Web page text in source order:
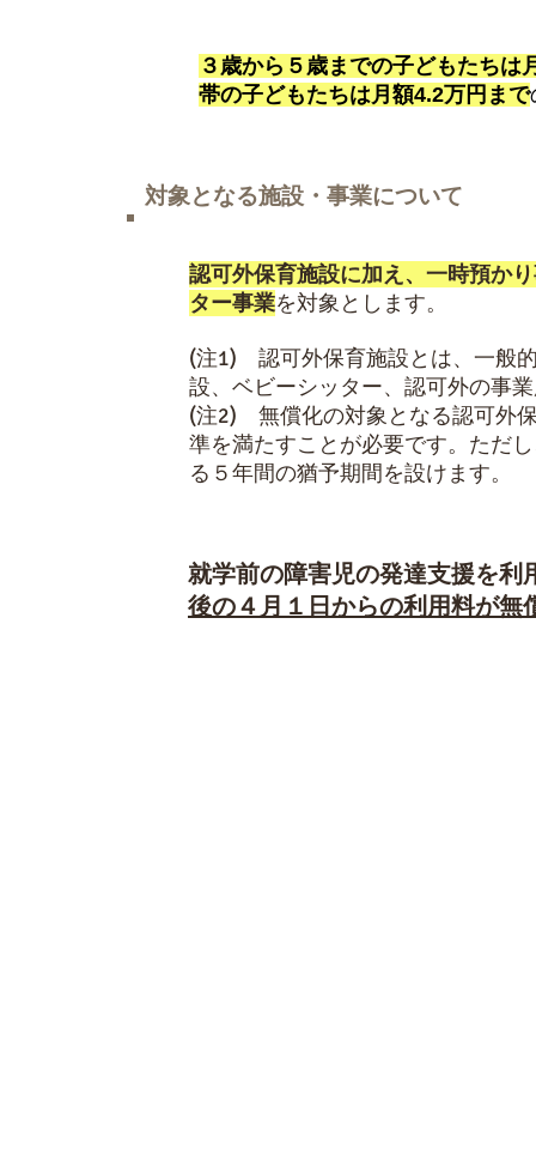
３歳から５歳までの子どもたちは
帯の子どもたちは月額4.2万円まで
対象となる施設・事業について
認可外保育施設に加え、一時預か
ター事業を対象とします。
(注1) 認可外保育施設とは、一般
設、ベビーシッター、認可外の事
(注2) 無償化の対象となる認可外
準を満たすことが必要です。ただ
る５年間の猶予期間を設けます。
就学前の障害児の発達支援を利
後の４月１日からの利用料が無